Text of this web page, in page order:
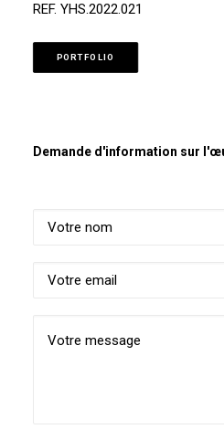
REF. YHS.2022.021
PORTFOLIO
Demande d'information sur